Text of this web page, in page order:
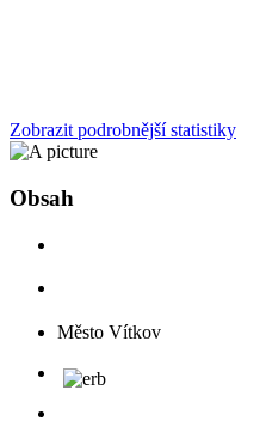
Zobrazit podrobnější statistiky
Obsah
Město Vítkov